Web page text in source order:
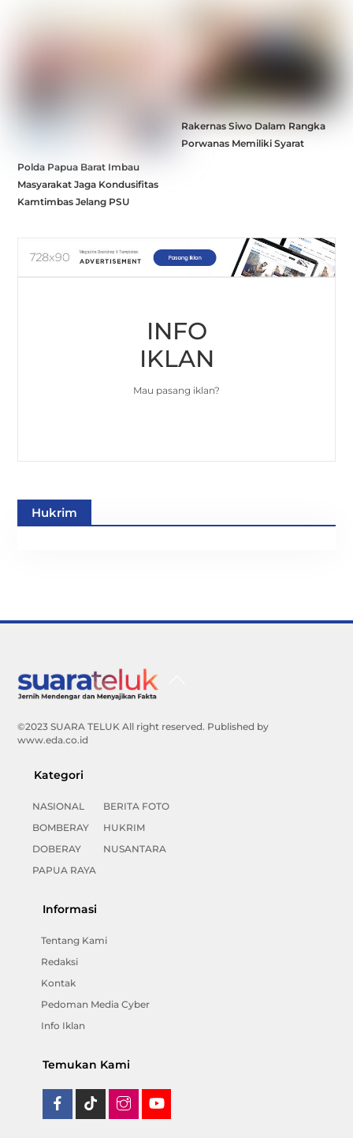
Polda Papua Barat Imbau
Masyarakat Jaga Kondusifitas
Kamtimbas Jelang PSU
Rakernas Siwo Dalam Rangka
Porwanas Memiliki Syarat
INFO
IKLAN
Mau pasang iklan?
Hukrim
©2023 SUARA TELUK All right reserved. Published by
www.eda.co.id
Kategori
NASIONAL
BOMBERAY
DOBERAY
PAPUA RAYA
BERITA FOTO
HUKRIM
NUSANTARA
Informasi
Tentang Kami
Redaksi
Kontak
Pedoman Media Cyber
Info Iklan
Temukan Kami